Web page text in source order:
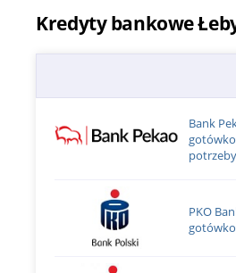
Kredyty bankowe
Bank
PKO